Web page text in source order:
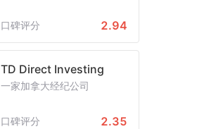
口碑评分 2.94
TD Direct Investing
一家加拿大经纪公司
口碑评分 2.35